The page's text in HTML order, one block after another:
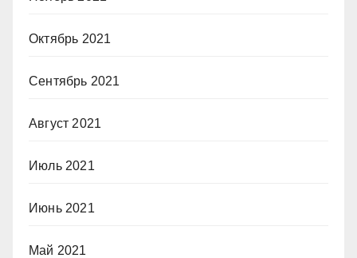
Октябрь 2021
Сентябрь 2021
Август 2021
Июль 2021
Июнь 2021
Май 2021